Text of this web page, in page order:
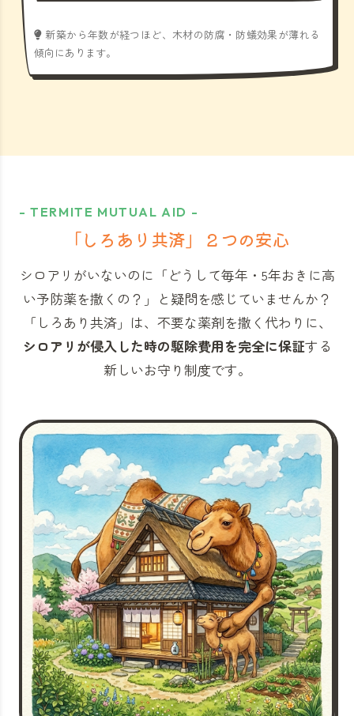
新築から年数が経つほど、木材の防腐・防蟻効果が薄れる
傾向にあります。
- TERMITE MUTUAL AID -
「しろあり共済」 ２つの安心
シロアリがいないのに「どうして毎年・5年おきに高
い予防薬を撒くの？」と 疑問を感じていませんか？
「しろあり共済」 は、不要な薬剤を撒く代わりに、
シロアリが侵入した時の駆除費用を完全に保証する
新しいお守り制度です。